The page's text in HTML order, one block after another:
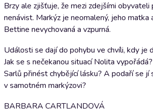
Brzy ale zjišťuje, že mezi zdejšími obyvateli
nenávist. Markýz je neomalený, jeho matka
Bettine nevychovaná a vzpurná.
Události se dají do pohybu ve chvíli, kdy je
Jak se s nečekanou situací Nolita
Sarlů přinést chybějící lásku? A podaří se jí
v samotném markýzovi?
BARBARA CARTLANDOVÁ